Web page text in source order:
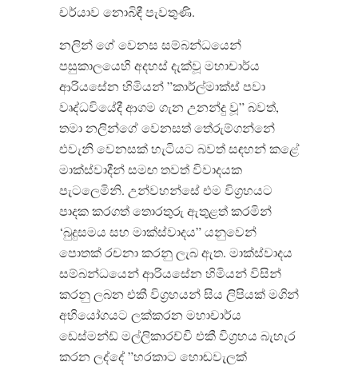
චර්යාව නොබිඳී පැවතුණි.
නලින් ගේ වෙනස සම්බන්ධයෙන්
පසුකාලයෙහි අදහස් දැක්වූ මහාචාර්ය
ආරියසේන හිමියන් ”කාර්ල්මාක්ස් පවා
වෘද්ධවියේදී ආගම ගැන උනන්දු වූ” බවත්,
තමා නලින්ගේ වෙනසත් තේරුම්ගන්නේ
එවැනි වෙනසක් හැටියට බවත් සඳහන් කළේ
මාක්ස්වාදීන් සමඟ තවත් විවාදයක
පැටලෙමිනි. උන්වහන්සේ එම විග්‍රහයට
පාදක කරගත් තොරතුරු ඇතුළත් කරමින්
‘බුදුසමය සහ මාක්ස්වාදය” යනුවෙන්
පොතක් රචනා කරනු ලැබ ඇත. මාක්ස්වාදය
සම්බන්ධයෙන් ආරියසේන හිමියන් විසින්
කරනු ලබන එකී විග්‍රහයන් සිය ලිපියක් මගින්
අභියෝගයට ලක්කරන මහාචාර්ය
ඩෙස්මන්ඩ් මල්ලිකාරච්චි එකී විග්‍රහය බැහැර
කරන ලද්දේ ”හරකාට හොඬවැලක්